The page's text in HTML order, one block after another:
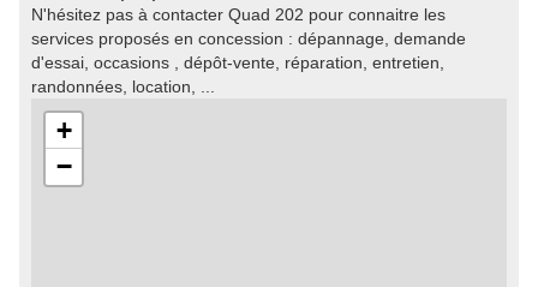
N'hésitez pas à contacter Quad 202 pour connaitre les
services proposés en concession : dépannage, demande
d'essai, occasions , dépôt-vente, réparation, entretien,
randonnées, location, ...
+
−